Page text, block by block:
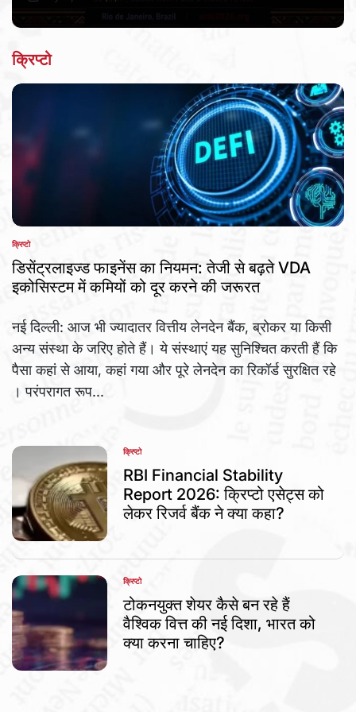
Post
By:
क्रिप्टो
POSTED
IN
क्रिप्टो
डिसेंट्रलाइज्ड फाइनेंस का नियमन: तेजी से बढ़ते VDA
इकोसिस्टम में कमियों को दूर करने की जरूरत
नई दिल्ली: आज भी ज्यादातर वित्तीय लेनदेन बैंक, ब्रोकर या किसी
अन्य संस्था के जरिए होते हैं। ये संस्थाएं यह सुनिश्चित करती हैं कि
पैसा कहां से आया, कहां गया और पूरे लेनदेन का रिकॉर्ड सुरक्षित रहे
। परंपरागत रूप...
POSTED
IN
क्रिप्टो
RBI Financial Stability
Report 2026: क्रिप्टो एसेट्स को
लेकर रिजर्व बैंक ने क्या कहा?
POSTED
IN
क्रिप्टो
टोकनयुक्त शेयर कैसे बन रहे हैं
वैश्विक वित्त की नई दिशा, भारत को
क्या करना चाहिए?